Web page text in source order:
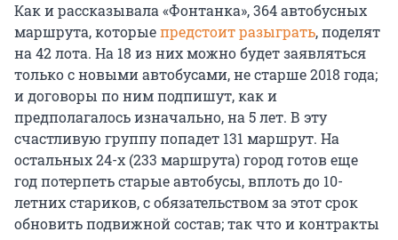
Как и рассказывала «Фонтанка», 364 автобусных
маршрута, которыепредстоит разыграть, поделят
на 42 лота. На 18 из них можно будет заявляться
только с новыми автобусами, не старше 2018 года;
и договоры по ним подпишут, как и
предполагалось изначально, на 5 лет. В эту
счастливую группу попадет 131 маршрут. На
остальных 24-х (233 маршрута) город готов еще
год потерпеть старые автобусы, вплоть до 10-
летних стариков, с обязательством за этот срок
обновить подвижной состав; так что и контракты